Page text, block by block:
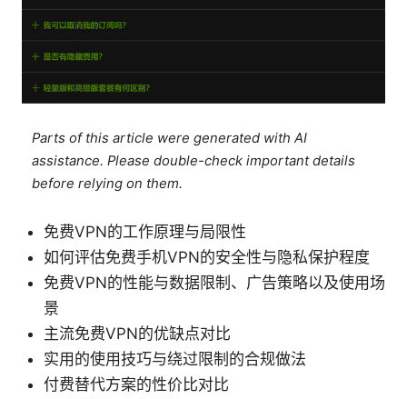
Parts of this article were generated with AI
assistance. Please double-check important details
before relying on them.
免费VPN的工作原理与局限性
如何评估免费手机VPN的安全性与隐私保护程度
免费VPN的性能与数据限制、广告策略以及使用场
景
主流免费VPN的优缺点对比
实用的使用技巧与绕过限制的合规做法
付费替代方案的性价比对比